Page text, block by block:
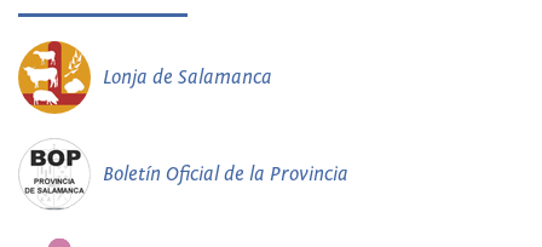
Lonja de Salamanca
Boletín Oficial de la Provincia